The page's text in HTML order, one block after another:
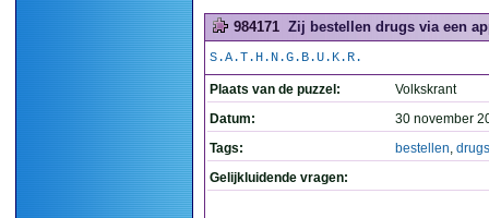
984171 Zij bestellen drugs via een
S.A.T.H.N.G.B.U.K.R.
Plaats van de puzzel:
Volkskrant
Datum:
30 november
Tags:
bestellen, drugs
Gelijkluidende vragen: